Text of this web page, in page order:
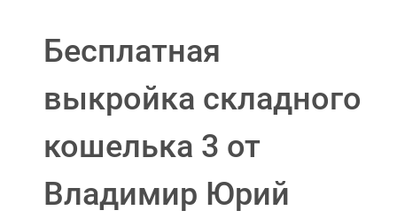
Бесплатная
выкройка складного
кошелька 3 от
Владимир Юрий